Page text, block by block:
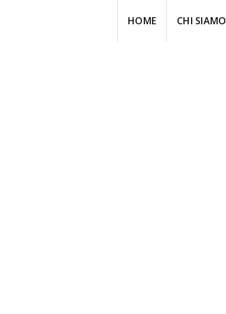
HOME CHI SIAMO